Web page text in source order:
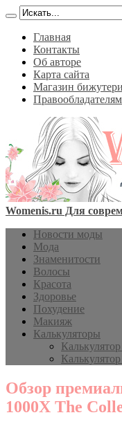
Главная
Контакты
Об авторе
Карта сайта
Магазин
Правообладателям
Womenis.ru Для
Новости моды
Мода
Знаменитости
Волосы
Красота
Здоровье
Похудение
Макияж
Калькуляторы
Обзор
1000X The